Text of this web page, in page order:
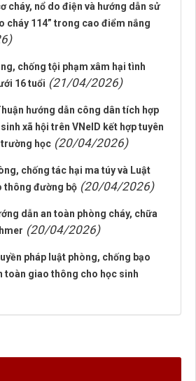
cháy, nổ do điện và hướng dẫn sử
cháy 114” trong cao điểm nắng
chống tội phạm xâm hại tình
16 tuổi (21/04/2026)
hướng dẫn công dân tích hợp
xã hội trên VNeID kết hợp tuyên
học (20/04/2026)
chống tác hại ma túy và Luật
thông đường bộ (20/04/2026)
dẫn an toàn phòng cháy, chữa
(20/04/2026)
pháp luật phòng, chống bạo
toàn giao thông cho học sinh